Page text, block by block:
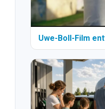
Uwe-Boll-Film